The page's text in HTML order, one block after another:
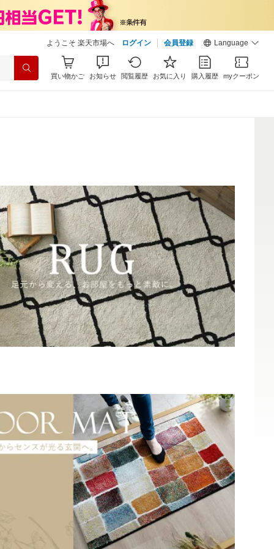
ようこそ 楽天市場へ ログイン 会員登録 Language
買い物かご お知らせ 閲覧履歴 お気に入り 購入履歴 myクーポン